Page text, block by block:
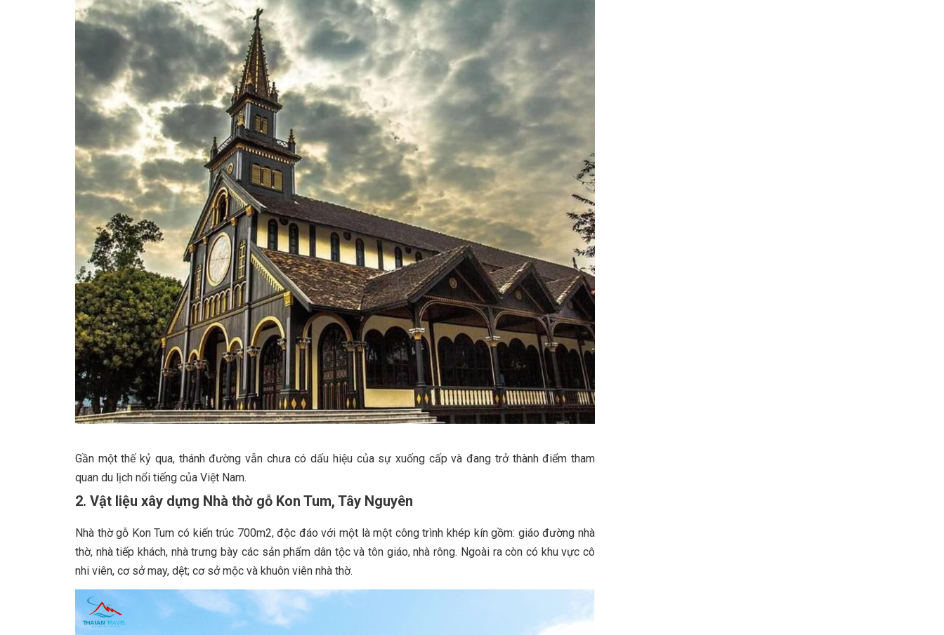
Gần một thế kỷ qua, thánh đường vẫn chưa có dấu hiệu của sự xuống cấp và đang trở thành điểm tham
quan du lịch nổi tiếng của Việt Nam.
2. Vật liệu xây dựng Nhà thờ gỗ Kon Tum, Tây Nguyên
Nhà thờ gỗ Kon Tum có kiến trúc 700m2, độc đáo với một là một công trình khép kín gồm: giáo đường nhà
thờ, nhà tiếp khách, nhà trưng bày các sản phẩm dân tộc và tôn giáo, nhà rông. Ngoài ra còn có khu vực cô
nhi viên, cơ sở may, dệt; cơ sở mộc và khuôn viên nhà thờ.